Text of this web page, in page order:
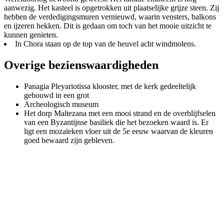
aanwezig. Het kasteel is opgetrokken uit plaatselijke grijze steen. Zij
hebben de verdedigingsmuren vernieuwd, waarin vensters, balkons
en ijzeren hekken. Dit is gedaan om toch van het mooie uitzicht te
kunnen genieten.
In Chora staan op de top van de heuvel acht windmolens.
Overige bezienswaardigheden
Panagia Pleyariotissa klooster, met de kerk gedeeltelijk
gebouwd in een grot
Archeologisch museum
Het dorp Maltezana met een mooi strand en de overblijfselen
van een Byzantijnse basiliek die het bezoeken waard is. Er
ligt een mozaïeken vloer uit de 5e eeuw waarvan de kleuren
goed bewaard zijn gebleven.